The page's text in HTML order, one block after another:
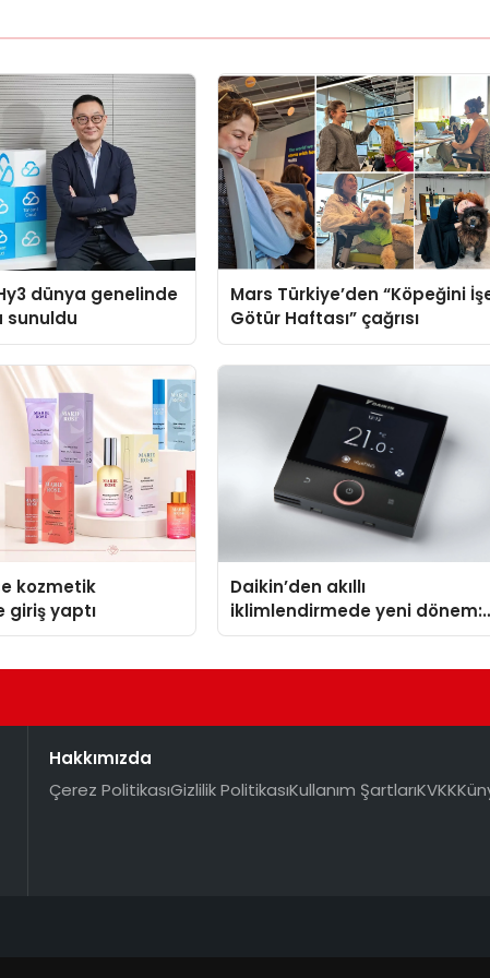
dünya genelinde
sunuldu
Mars Türkiye’den “Köpeğini
Götür Haftası” çağrısı
kozmetik
giriş yaptı
Daikin’den akıllı
iklimlendirmede yeni dönem:
Madoka Plus Türkiye’de
Hakkımızda
Çerez PolitikasıGizlilik PolitikasıKullanım ŞartlarıKVKK